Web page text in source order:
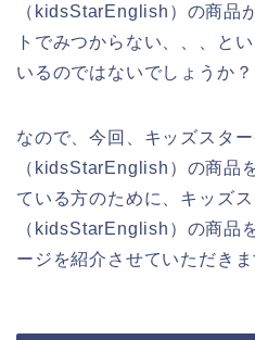
（kidsStarEnglish）の商品
トでみつからない、、、と
いるのではないでしょうか？
なので、今回、キッズスタ
（kidsStarEnglish）の商品
ている方のために、キッズ
（kidsStarEnglish）の商品
ージを紹介させていただき